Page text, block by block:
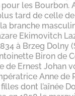
les Bourbon.
tard de celle
branche
Ekimovitch
à Brzeg Dolny
Biron de
de Ernest Johan
Anne de
dont l’aînée